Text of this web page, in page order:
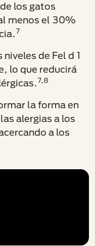
los gatos
menos el 30%
7
de Fel d 1
lo que reducirá
7,8
la forma en
alergias a los
a los